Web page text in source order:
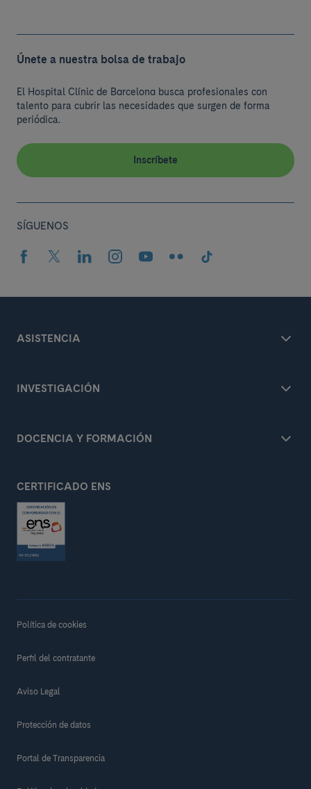
Únete a nuestra bolsa de trabajo
El Hospital Clínic de Barcelona busca profesionales con
talento para cubrir las necesidades que surgen de forma
periódica.
Inscríbete
SÍGUENOS
ASISTENCIA
INVESTIGACIÓN
DOCENCIA Y FORMACIÓN
CERTIFICADO ENS
Política de cookies
Perfil del contratante
Aviso Legal
Protección de datos
Portal de Transparencia